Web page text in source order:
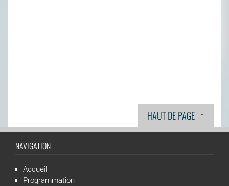
HAUT DE PAGE ↑
NAVIGATION
Accueil
Programmation